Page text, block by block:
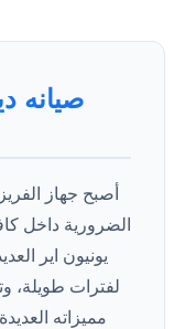
صيانه
أصبح جهاز
الضرورية داخل
يونيون اير
لفترات طويلة،
مميزاته